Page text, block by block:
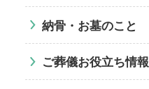
納骨・お墓のこと
ご葬儀お役立ち情報